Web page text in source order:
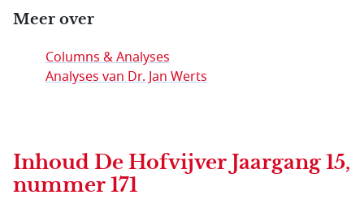
Meer over
Columns & Analyses
Analyses van Dr. Jan Werts
Inhoud De Hofvijver Jaargang 15,
nummer 171